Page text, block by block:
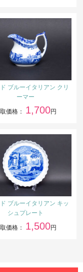
ブルーイタリアン クリ
ーマー
価格： 1,700円
ブルーイタリアン キッ
シュプレート
価格： 1,500円